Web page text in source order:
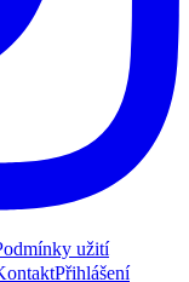
užití
Přihlášení